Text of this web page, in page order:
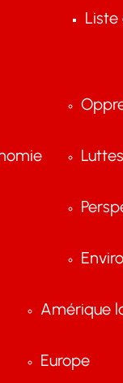
Liste
Luttes
Amérique
Europe